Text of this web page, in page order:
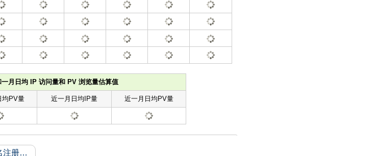
月日均 IP 访问量和 PV 浏览量估算值
均PV量 近一月日均IP量 近一月日均PV量
域名注册信息